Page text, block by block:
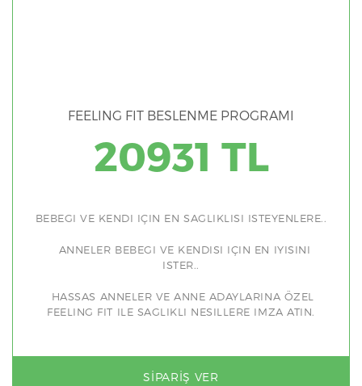
FEELING FIT BESLENME PROGRAMI
20931 TL
BEBEGI VE KENDI IÇIN EN SAGLIKLISI ISTEYENLERE..
ANNELER BEBEGI VE KENDISI IÇIN EN IYISINI
ISTER..
HASSAS ANNELER VE ANNE ADAYLARINA ÖZEL
FEELING FIT ILE SAGLIKLI NESILLERE IMZA ATIN.
SIPARIŞ VER